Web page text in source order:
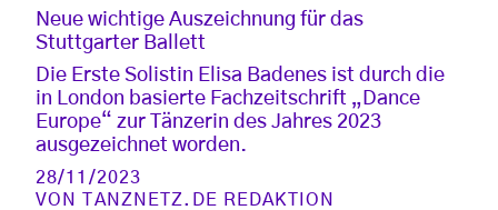
Neue wichtige Auszeichnung für das
Stuttgarter Ballett
Die Erste Solistin Elisa Badenes ist durch die
in London basierte Fachzeitschrift „Dance
Europe“ zur Tänzerin des Jahres 2023
ausgezeichnet worden.
28/11/2023
VON
TANZNETZ.DE REDAKTION